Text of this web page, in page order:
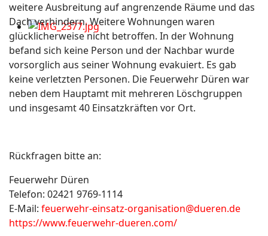
weitere Ausbreitung auf angrenzende Räume und das
Dach verhindern. Weitere Wohnungen waren
glücklicherweise nicht betroffen. In der Wohnung
befand sich keine Person und der Nachbar wurde
vorsorglich aus seiner Wohnung evakuiert. Es gab
keine verletzten Personen. Die Feuerwehr Düren war
neben dem Hauptamt mit mehreren Löschgruppen
und insgesamt 40 Einsatzkräften vor Ort.
Rückfragen bitte an:
Feuerwehr Düren
Telefon: 02421 9769-1114
E-Mail: feuerwehr-einsatz-organisation@dueren.de
https://www.feuerwehr-dueren.com/